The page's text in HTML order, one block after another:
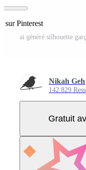
sur Pinterest
Nikah Geh
142 829
Gratuit